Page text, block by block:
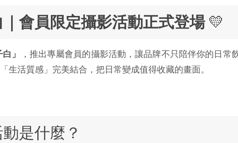
會員限定攝影活動正式登場💛
白」
，推出專屬會員的攝影活動，讓品牌不只陪伴你的日
生活質感」完美結合，把日常變成值得收藏的畫面。
是什麼？